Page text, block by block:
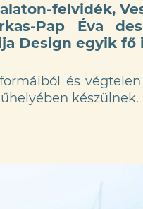
felvidék,
Pap Éva
Design egyik
és